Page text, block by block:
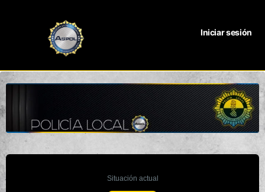
Iniciar sesión
Situación actual